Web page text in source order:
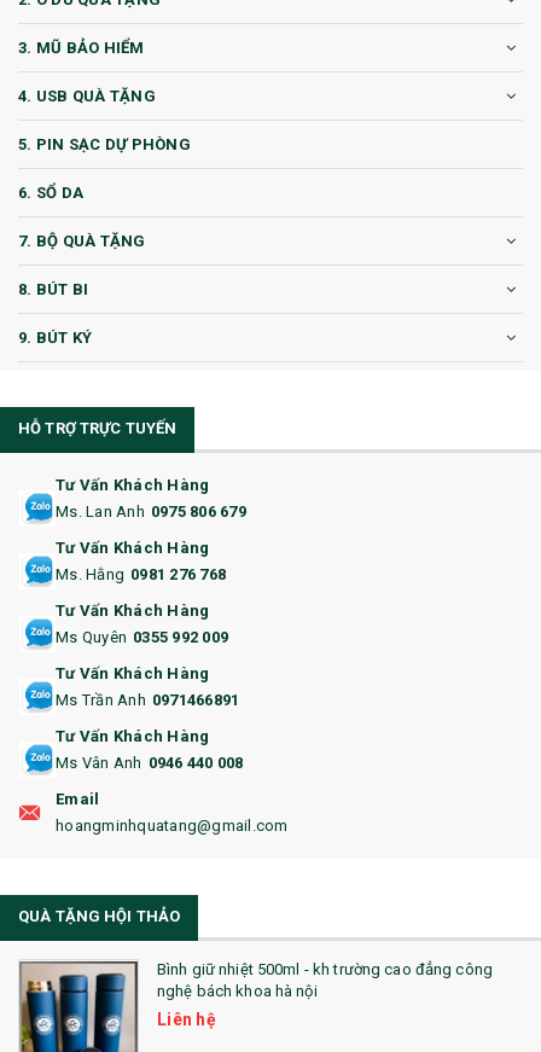
3. MŨ BẢO HIỂM
4. USB QUÀ TẶNG
5. PIN SẠC DỰ PHÒNG
6. SỔ DA
7. BỘ QUÀ TẶNG
8. BÚT BI
9. BÚT KÝ
11. CỐC/BÌNH GIỮ NHIỆT
12. BÌNH NƯỚC
14. HỘP/VÍ ĐỰNG NAMECARD
15. BỘ BẤM MÓNG
16. BAO HỘ CHIẾU
18. ẤM CHÉN QUÀ TẶNG
19. ĐỒNG HỒ TREO TƯỜNG
22. ĐỒNG HỒ ĐỂ BÀN
23. QÙA TẶNG ĐỘC ĐÁO
24. QÙA TẶNG PHA LÊ
HỖ TRỢ TRỰC TUYẾN
Tư Vấn Khách Hàng
Ms. Lan Anh 0975 806 679
Tư Vấn Khách Hàng
Ms. Hằng 0981 276 768
Tư Vấn Khách Hàng
Ms Quyên 0355 992 009
Tư Vấn Khách Hàng
Ms Trần Anh 0971466891
Tư Vấn Khách Hàng
Ms Vân Anh 0946 440 008
Email
hoangminhquatang@gmail.com
QUÀ TẶNG HỘI THẢO
Bình giữ nhiệt 500ml - kh trường cao đẳng công
nghệ bách khoa hà nội
Liên hệ